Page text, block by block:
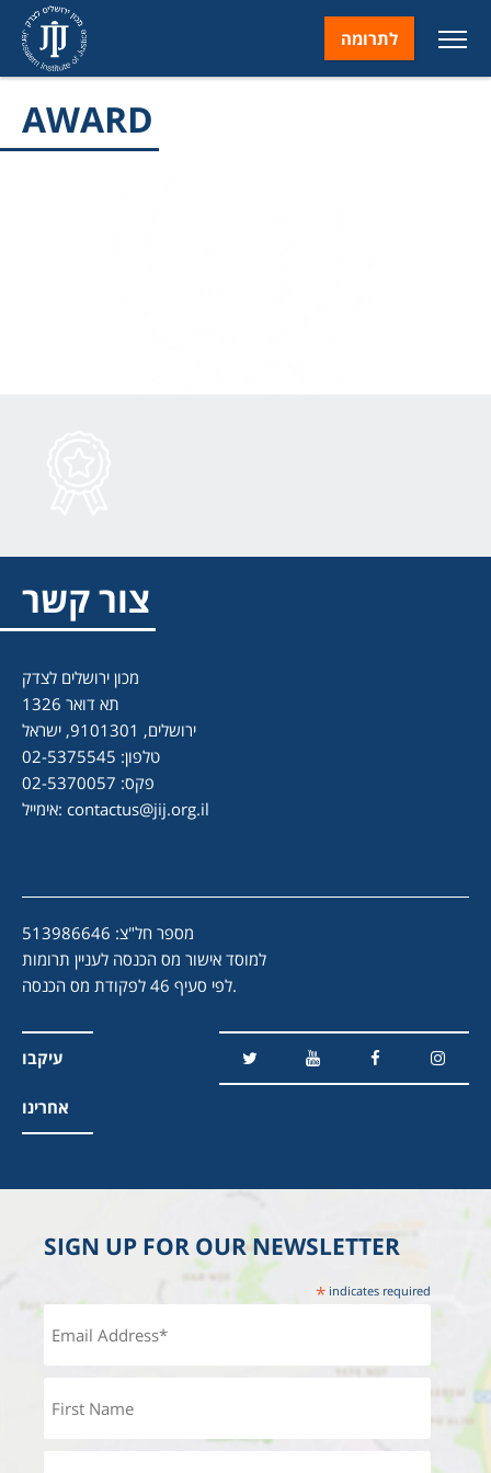
לתרומה
AWARD
צור קשר
מכון ירושלים לצדק
תא דואר 1326
ירושלים, 9101301, ישראל
טלפון: 02-5375545
פקס: 02-5370057
אימייל: contactus@jij.org.il
מספר חל"צ: 513986646
למוסד אישור מס הכנסה לעניין תרומות
לפי סעיף 46 לפקודת מס הכנסה.
עיקבו
אחרינו
SIGN UP FOR OUR NEWSLETTER
* indicates required